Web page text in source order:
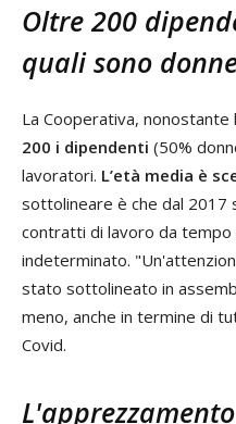
Oltre 200
quali sono
La Cooperativa, nonostante
200 i dipendenti (50%
lavoratori. L’età media è
sottolineare è che dal
contratti di lavoro da
indeterminato.
stato sottolineato in
meno, anche in termine di
Covid.